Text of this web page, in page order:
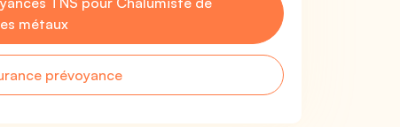
métaux
prévoyance